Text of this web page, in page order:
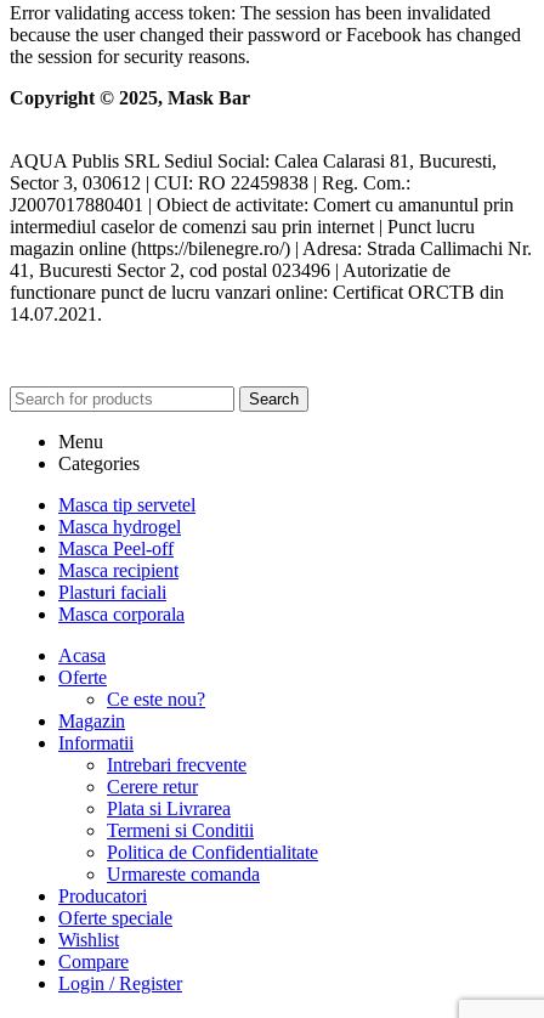
Error validating access token: The session has been invalidated
because the user changed their password or Facebook has changed
the session for security reasons.
Copyright © 2025, Mask Bar
AQUA Publis SRL Sediul Social: Calea Calarasi 81, Bucuresti,
Sector 3, 030612 | CUI: RO 22459838 | Reg. Com.:
J2007017880401 | Obiect de activitate: Comert cu amanuntul prin
intermediul caselor de comenzi sau prin internet | Punct lucru
magazin online (https://bilenegre.ro/) | Adresa: Strada Callimachi Nr.
41, Bucuresti Sector 2, cod postal 023496 | Autorizatie de
functionare punct de lucru vanzari online: Certificat ORCTB din
14.07.2021.
Search
Menu
Categories
Masca tip servetel
Masca hydrogel
Masca Peel-off
Masca recipient
Plasturi faciali
Masca corporala
Acasa
Oferte
Ce este nou?
Magazin
Informatii
Intrebari frecvente
Cerere retur
Plata si Livrarea
Termeni si Conditii
Politica de Confidentialitate
Urmareste comanda
Producatori
Oferte speciale
Wishlist
Compare
Login / Register